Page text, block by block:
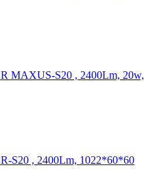
MAXUS-S20 , 2400Lm,
S20 , 2400Lm, 1022*60*60